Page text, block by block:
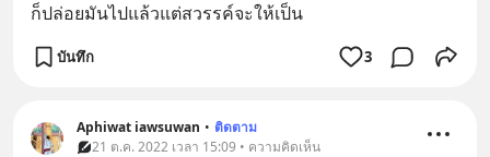
ก็ปล่อยมันไปแล้วแต่สวรรค์จะให้เป็น
บันทึก 3
Aphiwat iawsuwan • ติดตาม
21 ต.ค. 2022 เวลา 15:09 • ความคิดเห็น